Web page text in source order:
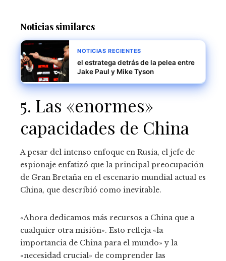
Noticias similares
NOTICIAS RECIENTES
el estratega detrás de la pelea entre
Jake Paul y Mike Tyson
5. Las «enormes»
capacidades de China
A pesar del intenso enfoque en Rusia, el jefe de
espionaje enfatizó que la principal preocupación
de Gran Bretaña en el escenario mundial actual es
China, que describió como inevitable.
«Ahora dedicamos más recursos a China que a
cualquier otra misión». Esto refleja «la
importancia de China para el mundo» y la
«necesidad crucial» de comprender las